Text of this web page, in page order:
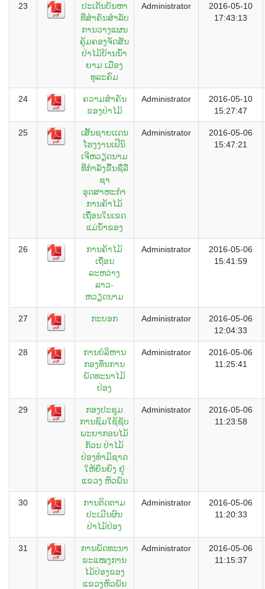
23
ປະເດັນບັນຫາ
ທີ່ສຳຄັນສຳລັບ
ການວາງແຜນ
ຄຸ້ມຄອງຈັດສັນ
ປ່າໄມ້ບ້ານນ້ຳ
ຍາມ ເມືອງ
ທຸລະຄົມ
Administrator
2016-05-10
17:43:13
24
ຄວາມສຳຄັນ
ຂອງປ່າໄມ້
Administrator
2016-05-10
15:27:47
25
ເສັ້ນຊາຍເເດນ
ໂຮງງານເຟີນິ
ເຈີຫວຽດນາມ
ທີ່ກຳລັງຂື້ນຊື່ລື
ຊາ
ອຸດສາຫະກຳ
ການຄ້າໄມ້
ເຖື່ອນໃນເຂດ
ແມ່ນ້ຳຂອງ
Administrator
2016-05-06
15:47:21
26
ການຄ້າໄມ້
ເຖື່ອນ
ລະຫວ່າງ
ລາວ-
ຫວຽດນາມ
Administrator
2016-05-06
15:41:59
27 ກະບອກ Administrator
2016-05-06
12:04:33
28
ການບໍລິຫານ
ກອງທຶນການ
ພັດທະນາໄມ້
ປ່ອງ
Administrator
2016-05-06
11:25:41
29
ກອງປະຊຸມ
ການຊົມໃຊ້ຊັບ
ພະຍາກອນໄມ້
ກັວນ ປ່າໄມ້
ປ່ອງທຳມິຊາດ
ໃຫ້ຍຶນຍົງ ຢູ່
ແຂວງ ຫົວພັນ
Administrator
2016-05-06
11:23:58
30
ການຕິດຕາມ
ປະເມີນຜົນ
ປ່າໄມ້ປ່ອງ
Administrator
2016-05-06
11:20:33
31
ການພັດທະນາ
ຂະແໜງການ
ໄມ້ປ່ອງຂອງ
ແຂວງຫົວພັນ
Administrator
2016-05-06
11:15:37